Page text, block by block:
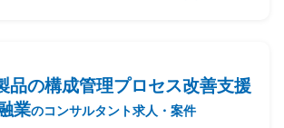
てのSaaSとシステムとしてのSaaSの両
作成、サービス設計
品の構成管理プロセス改善支援
業のコンサルタント求人・案件